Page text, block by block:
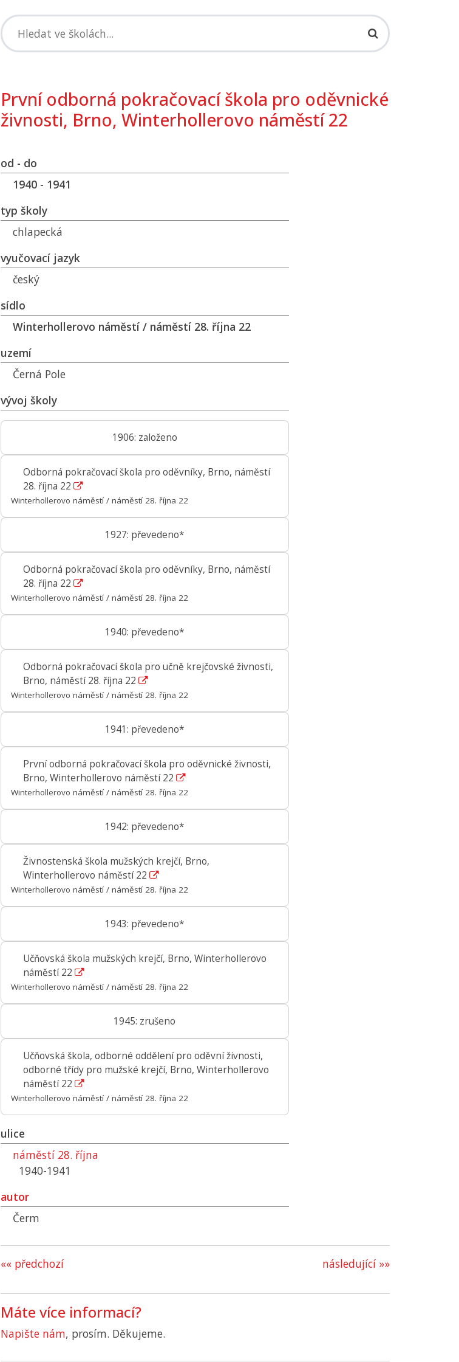
První odborná pokračovací škola pro oděvnické
živnosti, Brno, Winterhollerovo náměstí 22
od - do
1940 - 1941
typ školy
chlapecká
vyučovací jazyk
český
sídlo
Winterhollerovo náměstí / náměstí 28. října 22
uzemí
Černá Pole
vývoj školy
1906: založeno
Odborná pokračovací škola pro oděvníky, Brno, náměstí
28. října 22
Winterhollerovo náměstí / náměstí 28. října 22
1927: převedeno*
Odborná pokračovací škola pro oděvníky, Brno, náměstí
28. října 22
Winterhollerovo náměstí / náměstí 28. října 22
1940: převedeno*
Odborná pokračovací škola pro učně krejčovské živnosti,
Brno, náměstí 28. října 22
Winterhollerovo náměstí / náměstí 28. října 22
1941: převedeno*
První odborná pokračovací škola pro oděvnické živnosti,
Brno, Winterhollerovo náměstí 22
Winterhollerovo náměstí / náměstí 28. října 22
1942: převedeno*
Živnostenská škola mužských krejčí, Brno,
Winterhollerovo náměstí 22
Winterhollerovo náměstí / náměstí 28. října 22
1943: převedeno*
Učňovská škola mužských krejčí, Brno, Winterhollerovo
náměstí 22
Winterhollerovo náměstí / náměstí 28. října 22
1945: zrušeno
Učňovská škola, odborné oddělení pro oděvní živnosti,
odborné třídy pro mužské krejčí, Brno, Winterhollerovo
náměstí 22
Winterhollerovo náměstí / náměstí 28. října 22
ulice
náměstí 28. října
1940-1941
autor
Čerm
následující »»
«« předchozí
Máte více informací?
Napište nám, prosím. Děkujeme.